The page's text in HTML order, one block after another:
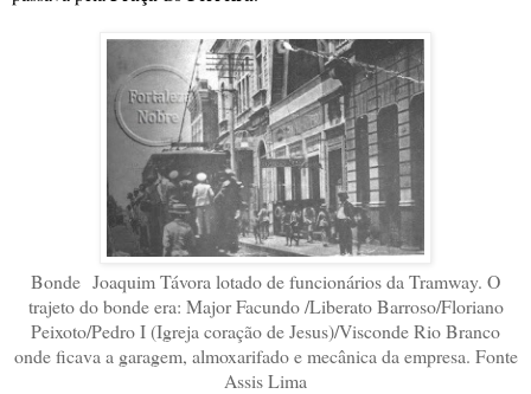
Bonde Joaquim Távora lotado de funcionários da Tramway. O
trajeto do bonde era: Major Facundo /Liberato Barroso/Floriano
Peixoto/Pedro I (Igreja coração de Jesus)/Visconde Rio Branco
onde ficava a garagem, almoxarifado e mecânica da empresa. Fonte
Assis Lima